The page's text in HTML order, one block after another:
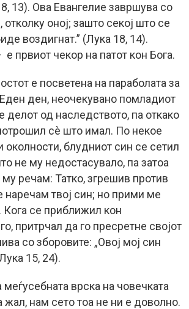
13). Ова Евангелие завршува со
оној; зашто секој што се
воздигнат.” (Лука 18, 14).
првиот чекор на патот кон Бога.
е посветена на параболата за
ден, неочекувано помладиот
делот од наследството, па откако
сè што имал. По некое
околности, блудниот син се сетил
не му недостасувало, па затоа
речам: Татко, згрешив против
наречам твој син; но прими ме
Кога се приближил кон
притрчал да го пресретне својот
со зборовите: „Овој мој син
15, 24).
врска на човечката
нам сето тоа не ни е доволно.